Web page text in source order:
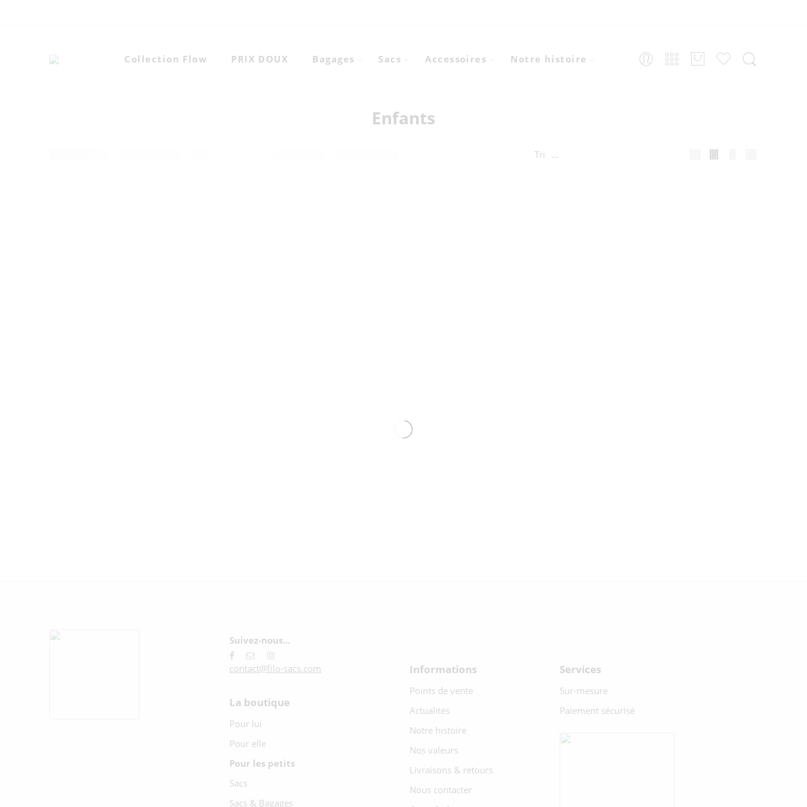
Collection Flow PRIX DOUX Bagages Sacs Accessoires Notre histoire
Enfants
Tri ...
Suivez-nous...
contact@filo-sacs.com
La boutique
Pour lui
Pour elle
Pour les petits
Sacs
Sacs & Bagages
Informations
Points de vente
Actualités
Notre histoire
Nos valeurs
Livraisons & retours
Nous contacter
Services
Sur-mesure
Paiement sécurisé